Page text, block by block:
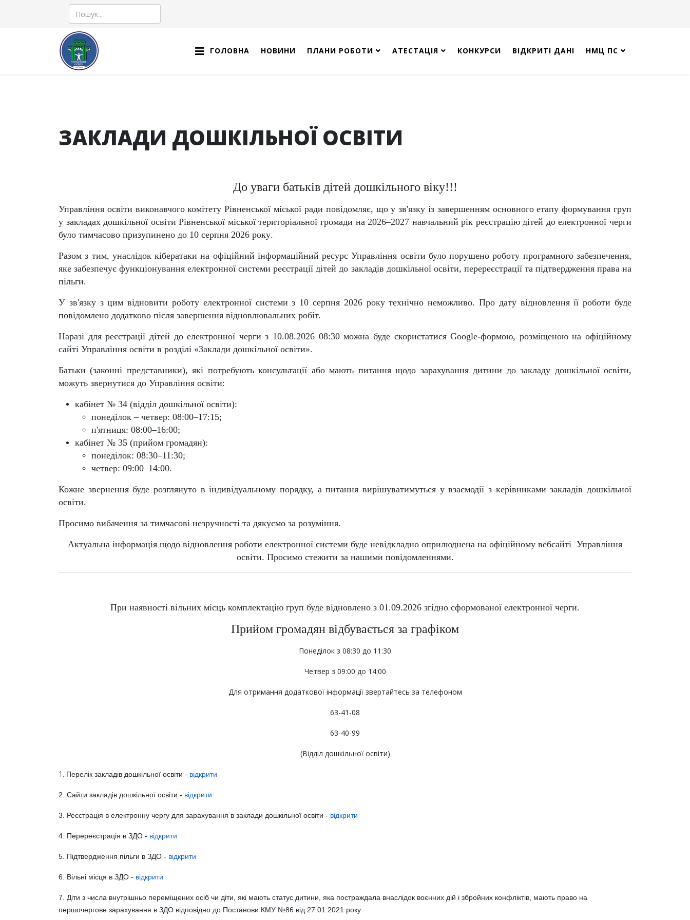
Пошук
ГОЛОВНА НОВИНИ ПЛАНИ РОБОТИ АТЕСТАЦІЯ КОНКУРСИ ВІДКРИТІ ДАНІ НМЦ ПС
ЗАКЛАДИ ДОШКІЛЬНОЇ ОСВІТИ
До уваги батьків дітей дошкільного віку!!!
Управління освіти виконавчого комітету Рівненської міської ради повідомляє, що у зв'язку із завершенням основного етапу формування груп
у закладах дошкільної освіти Рівненської міської територіальної громади на 2026–2027 навчальний рік реєстрацію дітей до електронної черги
було тимчасово призупинено до 10 серпня 2026 року.
Разом з тим, унаслідок кібератаки на офіційний інформаційний ресурс Управління освіти було порушено роботу програмного забезпечення,
яке забезпечує функціонування електронної системи реєстрації дітей до закладів дошкільної освіти, перереєстрації та підтвердження права на
пільги.
У зв'язку з цим відновити роботу електронної системи з 10 серпня 2026 року технічно неможливо. Про дату відновлення її роботи буде
повідомлено додатково після завершення відновлювальних робіт.
Наразі для реєстрації дітей до електронної черги з 10.08.2026 08:30можна буде скористатися Google-формою, розміщеною на офіційному
сайті Управління освіти в розділі «Заклади дошкільної освіти».
Батьки (законні представники), які потребують консультації або мають питання щодо зарахування дитини до закладу дошкільної освіти,
можуть звернутися до Управління освіти:
кабінет № 34 (відділ дошкільної освіти):
понеділок – четвер: 08:00–17:15;
п'ятниця: 08:00–16:00;
кабінет № 35 (прийом громадян):
понеділок: 08:30–11:30;
четвер: 09:00–14:00.
Кожне звернення буде розглянуто в індивідуальному порядку, а питання вирішуватимуться у взаємодії з керівниками закладів дошкільної
освіти.
Просимо вибачення за тимчасові незручності та дякуємо за розуміння.
Актуальна інформація щодо відновлення роботи електронної системи буде невідкладно оприлюднена на офіційному вебсайті Управління
освіти. Просимо стежити за нашими повідомленнями.
При наявності вільних місць комплектацію груп буде відновлено з 01.09.2026 згідно сформованої електронної черги.
Прийом громадян відбувається за графіком
Понеділок з 08:30 до 11:30
Четвер з 09:00 до 14:00
Для отримання додаткової інформації звертайтесь за телефоном
63-41-08
63-40-99
(Відділ дошкільної освіти)
1. Перелік закладів дошкільної освіти - відкрити
2. Сайти закладів дошкільної освіти - відкрити
3. Реєстрація в електронну чергу для зарахування в заклади дошкільної освіти - відкрити
4. Перереєстрація в ЗДО - відкрити
5. Підтвердження пільги в ЗДО - відкрити
6. Вільні місця в ЗДО - відкрити
7. Діти з числа внутрішньо переміщених осіб чи діти, які мають статус дитини, яка постраждала внаслідок воєнних дій і збройних конфліктів, мають право на
першочергове зарахування в ЗДО відповідно до Постанови КМУ №86 від 27.01.2021 року